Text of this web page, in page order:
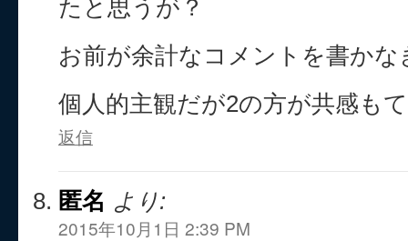
たと思うが？
お前が余計なコメントを書か
個人的主観だが2の方が共感も
返信
匿名 より:
2015年10月1日 2:39 PM